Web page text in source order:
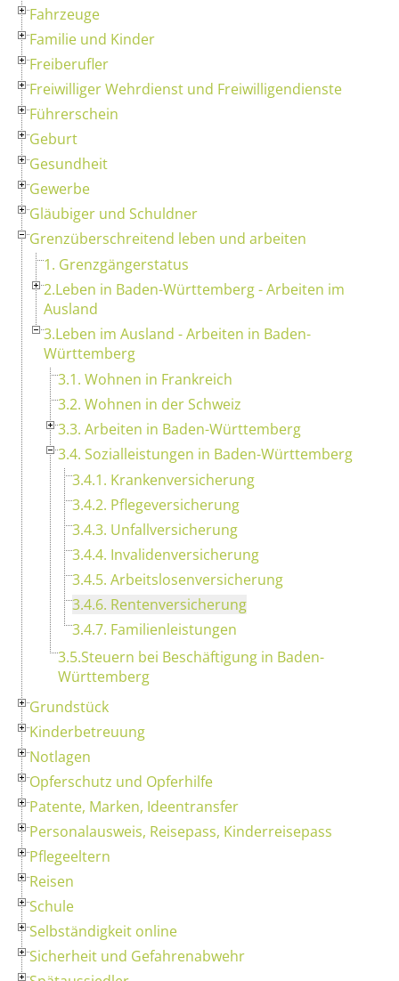
Fahrzeuge
Familie und Kinder
Freiberufler
Freiwilliger Wehrdienst und Freiwilligendienste
Führerschein
Geburt
Gesundheit
Gewerbe
Gläubiger und Schuldner
Grenzüberschreitend leben und arbeiten
1. Grenzgängerstatus
2.Leben in Baden-Württemberg - Arbeiten im
Ausland
3.Leben im Ausland - Arbeiten in Baden-
Württemberg
3.1. Wohnen in Frankreich
3.2. Wohnen in der Schweiz
3.3. Arbeiten in Baden-Württemberg
3.4. Sozialleistungen in Baden-Württemberg
3.4.1. Krankenversicherung
3.4.2. Pflegeversicherung
3.4.3. Unfallversicherung
3.4.4. Invalidenversicherung
3.4.5. Arbeitslosenversicherung
3.4.6. Rentenversicherung
3.4.7. Familienleistungen
3.5.Steuern bei Beschäftigung in Baden-
Württemberg
Grundstück
Kinderbetreuung
Notlagen
Opferschutz und Opferhilfe
Patente, Marken, Ideentransfer
Personalausweis, Reisepass, Kinderreisepass
Pflegeeltern
Reisen
Schule
Selbständigkeit online
Sicherheit und Gefahrenabwehr